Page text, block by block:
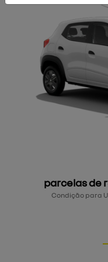
parcelas de
Condição para